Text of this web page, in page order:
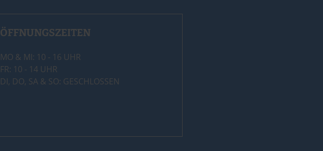
ÖFFNUNGSZEITEN
MO & MI: 10 - 16 UHR
FR: 10 - 14 UHR
DI, DO, SA & SO: GESCHLOSSEN